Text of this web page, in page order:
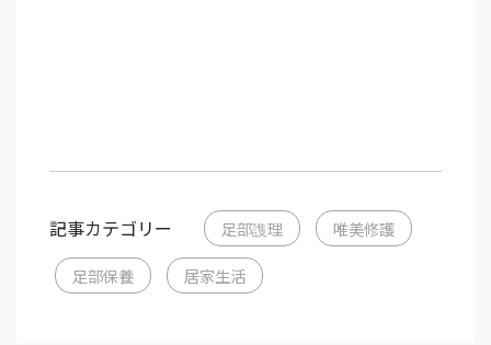
記事カテゴリー 足部謢理 唯美修護
足部保養 居家生活